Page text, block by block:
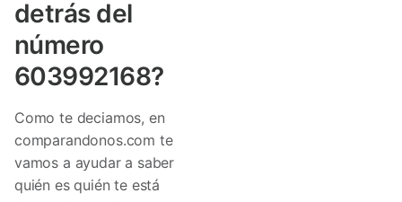
detrás del
número
603992168?
Como te deciamos, en
comparandonos.com te
vamos a ayudar a saber
quién es quién te está